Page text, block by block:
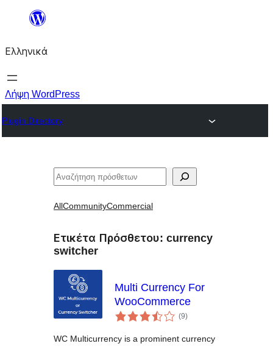
Μετάβαση
περιεχόμενο
Ελληνικά
Λήψη WordPress
Plugin Directory
Αναζήτηση
AllCommunityCommercial
Ετικέτα Πρόσθετου: currency
switcher
Multi Currency For
WooCommerce
(9αξιολογήσεις
σύνολο
)
WC Multicurrency is a prominent currency